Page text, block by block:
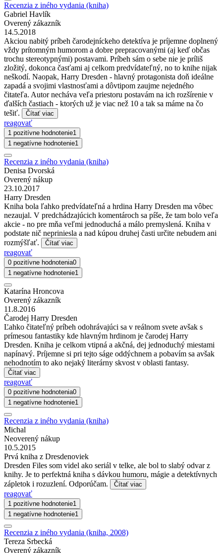
Recenzia z iného vydania (kniha)
Gabriel Havlík
Overený zákazník
14.5.2018
Akciou nabitý príbeh čarodejníckeho detektíva je príjemne doplnený
vždy prítomným humorom a dobre prepracovanými (aj keď občas
trochu stereotypnými) postavami. Príbeh sám o sebe nie je príliš
zložitý, dokonca časťami aj celkom predvídateľný, no to knihe nijak
neškodí. Naopak, Harry Dresden - hlavný protagonista doň ideálne
zapadá a svojimi vlastnosťami a dôvtipom zaujme nejedného
čitateľa. Autor necháva veľa priestoru postavám na ich rozšírenie v
ďalších častiach - ktorých už je viac než 10 a tak sa máme na čo
tešiť.
Čítať viac
reagovať
1 pozitívne hodnotenie1
1 negatívne hodnotenie1
Recenzia z iného vydania (kniha)
Denisa Dvorská
Overený nákup
23.10.2017
Harry Dresden
Kniha bola ľahko predvídateľná a hrdina Harry Dresden ma vôbec
nezaujal. V predchádzajúcich komentároch sa píše, že tam bolo veľa
akcie - no pre mňa veľmi jednoduchá a málo premyslená. Kniha v
podstate nič nepriniesla a nad kúpou druhej časti určite nebudem ani
rozmýšľať.
Čítať viac
reagovať
0 pozitívne hodnotenia0
1 negatívne hodnotenie1
Katarína Hroncova
Overený zákazník
11.8.2016
Čarodej Harry Dresden
Ľahko čitateľný príbeh odohrávajúci sa v reálnom svete avšak s
prímesou fantastiky kde hlavným hrdinom je čarodej Harry
Dresden. Kniha je celkom vtipná a akčná, dej jednoduchý miestami
napínavý. Príjemne si pri tejto ságe oddýchnem a pobavím sa avšak
nehodnotím to ako nejaký literárny skvost v oblasti fantasy.
Čítať viac
reagovať
0 pozitívne hodnotenia0
1 negatívne hodnotenie1
Recenzia z iného vydania (kniha)
Michal
Neoverený nákup
10.5.2015
Prvá kniha z Dresdenoviek
Dresden Files som videl ako seriál v telke, ale bol to slabý odvar z
knihy. Je to perfektná kniha s dávkou humoru, mágie a detektívnych
zápletok i rozuzlení. Odporúčam.
Čítať viac
reagovať
1 pozitívne hodnotenie1
1 negatívne hodnotenie1
Recenzia z iného vydania (kniha, 2008)
Tereza Srbecká
Overený zákazník